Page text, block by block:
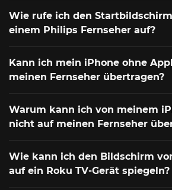
Wie rufe ich den
einem Philips Fernseher auf?
Kann ich mein iPhone ohne
meinen Fernseher übertragen?
Warum kann ich von meinem
nicht auf meinen Fernseher
Wie kann ich den Bildschirm
auf ein Roku TV-Gerät spiegeln?